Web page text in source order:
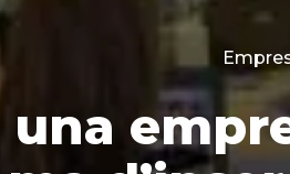
una